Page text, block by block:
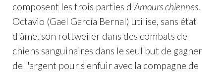
composent les trois parties d'Amours chiennes.
Octavio (Gael García Bernal) utilise, sans état
d'âme, son rottweiler dans des combats de
chiens sanguinaires dans le seul but de gagner
de l'argent pour s'enfuir avec la compagne de